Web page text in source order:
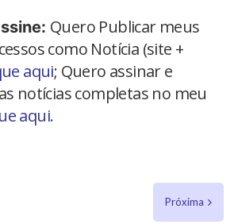
Quero Publicar meus
como Notícia (site +
aqui; Quero assinar e
notícias completas no meu
aqui.
Próxima